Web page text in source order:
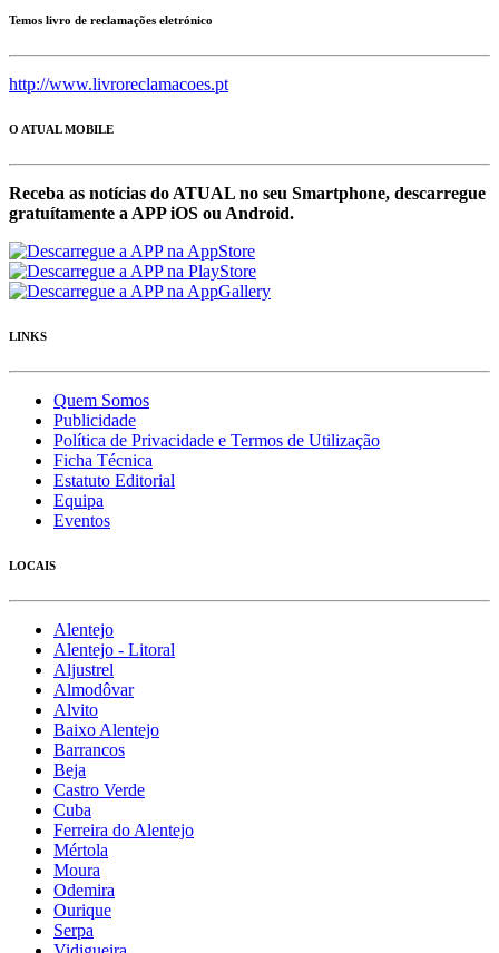
Temos livro de reclamações eletrónico
http://www.livroreclamacoes.pt
O ATUAL MOBILE
Receba as notícias do ATUAL no seu Smartphone, descarregue
gratuítamente a APP iOS ou Android.
LINKS
Quem Somos
Publicidade
Política de Privacidade e Termos de Utilização
Ficha Técnica
Estatuto Editorial
Equipa
Eventos
LOCAIS
Alentejo
Alentejo - Litoral
Aljustrel
Almodôvar
Alvito
Baixo Alentejo
Barrancos
Beja
Castro Verde
Cuba
Ferreira do Alentejo
Mértola
Moura
Odemira
Ourique
Serpa